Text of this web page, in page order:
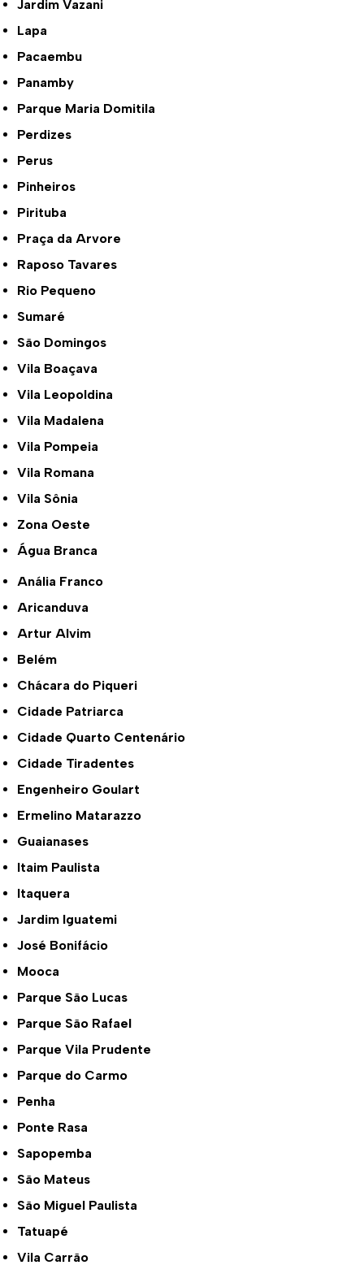
Jardim Vazani
Lapa
Pacaembu
Panamby
Parque Maria Domitila
Perdizes
Perus
Pinheiros
Pirituba
Praça da Arvore
Raposo Tavares
Rio Pequeno
Sumaré
São Domingos
Vila Boaçava
Vila Leopoldina
Vila Madalena
Vila Pompeia
Vila Romana
Vila Sônia
Zona Oeste
Água Branca
Anália Franco
Aricanduva
Artur Alvim
Belém
Chácara do Piqueri
Cidade Patriarca
Cidade Quarto Centenário
Cidade Tiradentes
Engenheiro Goulart
Ermelino Matarazzo
Guaianases
Itaim Paulista
Itaquera
Jardim Iguatemi
José Bonifácio
Mooca
Parque São Lucas
Parque São Rafael
Parque Vila Prudente
Parque do Carmo
Penha
Ponte Rasa
Sapopemba
São Mateus
São Miguel Paulista
Tatuapé
Vila Carrão